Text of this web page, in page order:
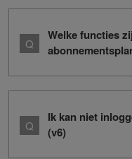
Welke functies
Ik kan niet
(v6)